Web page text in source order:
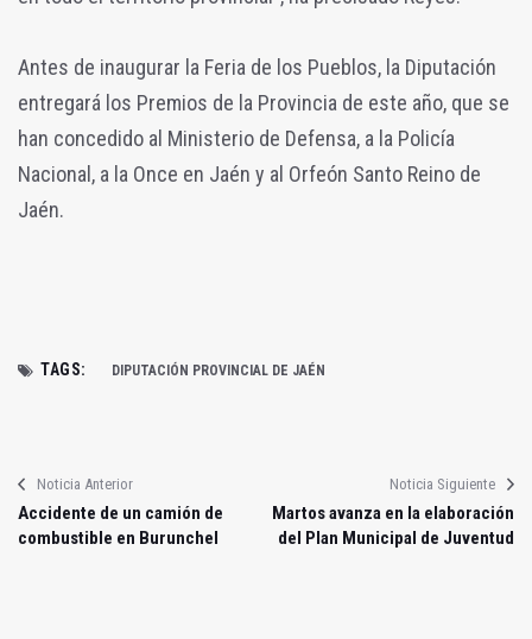
Antes de inaugurar la Feria de los Pueblos, la Diputación
entregará los Premios de la Provincia de este año, que se
han concedido al Ministerio de Defensa, a la Policía
Nacional, a la Once en Jaén y al Orfeón Santo Reino de
Jaén.
TAGS: DIPUTACIÓN PROVINCIAL DE JAÉN
Noticia Anterior
Accidente de un camión de
combustible en Burunchel
Noticia Siguiente
Martos avanza en la elaboración
del Plan Municipal de Juventud